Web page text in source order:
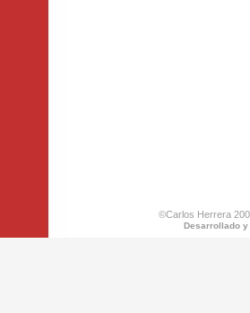
©Carlos Herrera
Desarrollado